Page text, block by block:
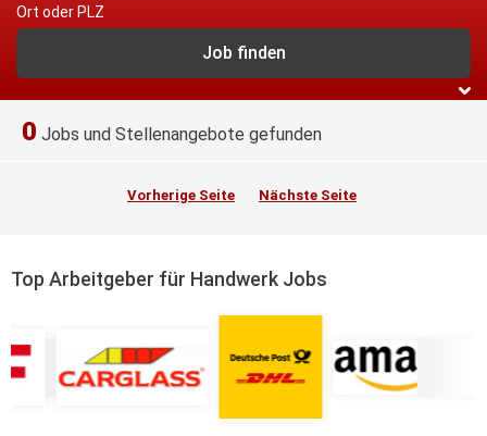
Ort oder PLZ
0 Jobs und Stellenangebote gefunden
Vorherige Seite Nächste Seite
Top Arbeitgeber für Handwerk Jobs